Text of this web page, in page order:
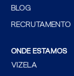
BLOG
RECRUTAMENTO
ONDE ESTAMOS
VIZELA